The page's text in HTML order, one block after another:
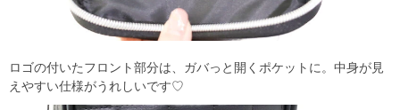
ロゴの付いたフロント部分は、ガバっと開くポケットに。中身が見
えやすい仕様がうれしいです♡